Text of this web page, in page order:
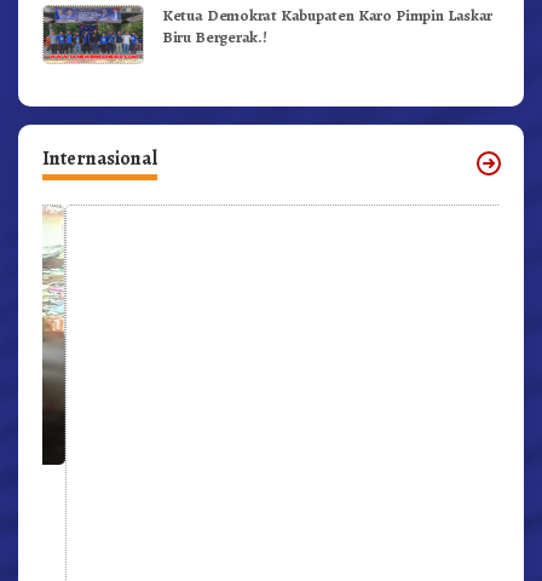
Ketua Demokrat Kabupaten Karo Pimpin Laskar
Biru Bergerak.!
Internasional